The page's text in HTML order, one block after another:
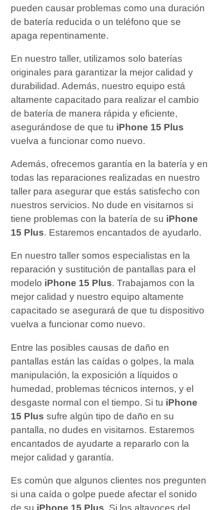
pueden causar problemas como una duración
de batería reducida o un teléfono que se
apaga repentinamente.
En nuestro taller, utilizamos solo baterías
originales para garantizar la mejor calidad y
durabilidad. Además, nuestro equipo está
altamente capacitado para realizar el cambio
de batería de manera rápida y eficiente,
asegurándose de que tu iPhone 15 Plus
vuelva a funcionar como nuevo.
Además, ofrecemos garantía en la batería y en
todas las reparaciones realizadas en nuestro
taller para asegurar que estás satisfecho con
nuestros servicios. No dude en visitarnos si
tiene problemas con la batería de su iPhone
15 Plus. Estaremos encantados de ayudarlo.
En nuestro taller somos especialistas en la
reparación y sustitución de pantallas para el
modelo iPhone 15 Plus. Trabajamos con la
mejor calidad y nuestro equipo altamente
capacitado se asegurará de que tu dispositivo
vuelva a funcionar como nuevo.
Entre las posibles causas de daño en
pantallas están las caídas o golpes, la mala
manipulación, la exposición a líquidos o
humedad, problemas técnicos internos, y el
desgaste normal con el tiempo. Si tu iPhone
15 Plus sufre algún tipo de daño en su
pantalla, no dudes en visitarnos. Estaremos
encantados de ayudarte a repararlo con la
mejor calidad y garantía.
Es común que algunos clientes nos pregunten
si una caída o golpe puede afectar el sonido
de su iPhone 15 Plus. Si los altavoces del